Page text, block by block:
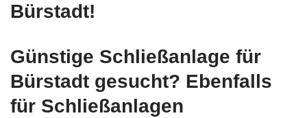
Bürstadt!
Günstige Schließanlage für
Bürstadt gesucht? Ebenfalls
für Schließanlagen